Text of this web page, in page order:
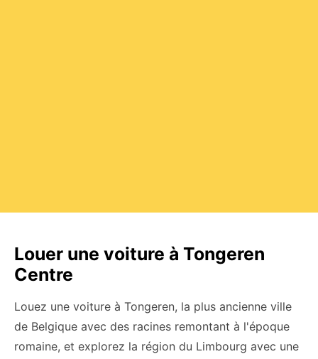
Louer une voiture à Tongeren
Centre
Louez une voiture à Tongeren, la plus ancienne ville
de Belgique avec des racines remontant à l'époque
romaine, et explorez la région du Limbourg avec une